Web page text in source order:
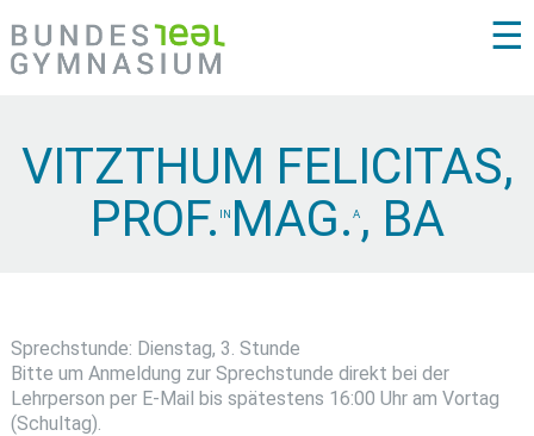
☰
VITZTHUM FELICITAS,
PROF. IN MAG. A, BA
Sprechstunde: Dienstag, 3. Stunde
Bitte um Anmeldung zur Sprechstunde direkt bei der
Lehrperson per E-Mail bis spätestens 16:00 Uhr am Vortag
(Schultag).